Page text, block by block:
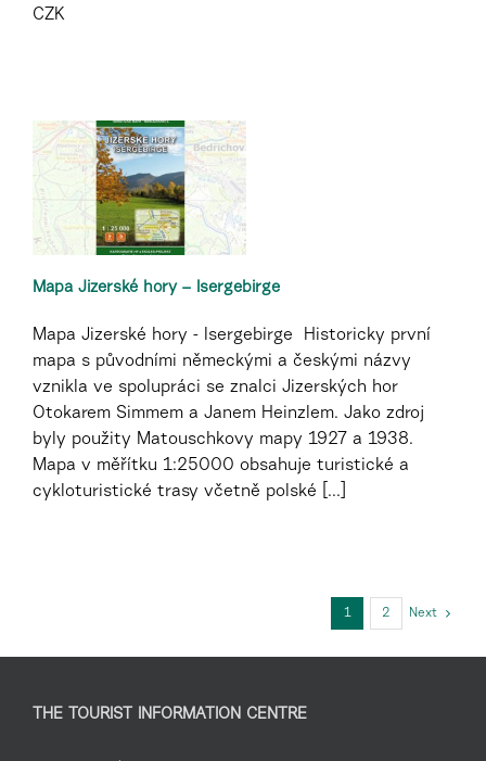
CZK
Mapa Jizerské hory – Isergebirge
Mapa Jizerské hory - Isergebirge Historicky první
mapa s původními německými a českými názvy
vznikla ve spolupráci se znalci Jizerských hor
Otokarem Simmem a Janem Heinzlem. Jako zdroj
byly použity Matouschkovy mapy 1927 a 1938.
Mapa v měřítku 1:25000 obsahuje turistické a
cykloturistické trasy včetně polské [...]
1 2 Next
THE TOURIST INFORMATION CENTRE